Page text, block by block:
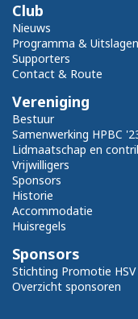
Club
Nieuws
Programma & Uitslagen
Supporters
Contact & Route
Vereniging
Bestuur
Samenwerking HPBC
Lidmaatschap en
Vrijwilligers
Sponsors
Historie
Accommodatie
Huisregels
Sponsors
Stichting Promotie
Overzicht sponsoren